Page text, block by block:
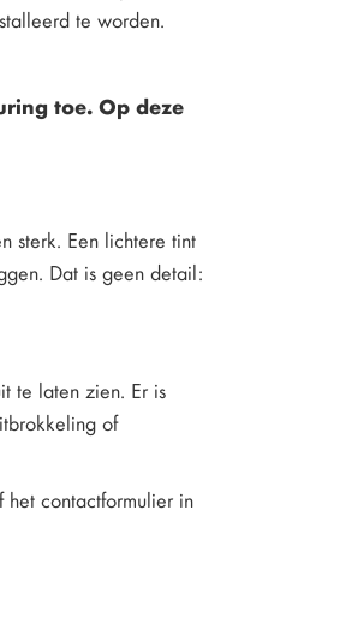
te worden.
toe. Op deze
sterk. Een lichtere tint
Dat is geen detail:
te laten zien. Er is
of
contactformulier in